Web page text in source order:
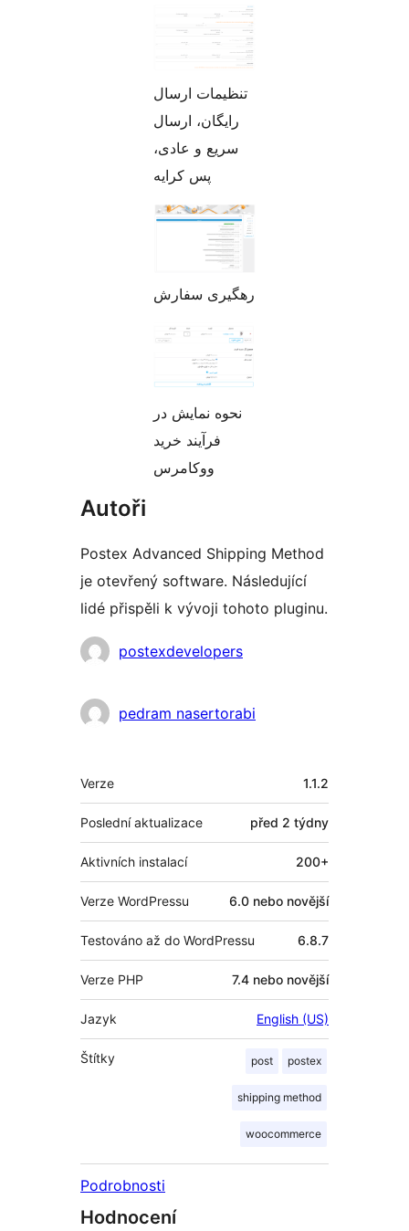
تنظیمات ارسال
رایگان، ارسال
سریع و عادی،
پس کرایه
رهگیری سفارش
نحوه نمایش در
فرآیند خرید
ووکامرس
Autoři
Postex Advanced Shipping Method
je otevřený software. Následující
lidé přispěli k vývoji tohoto pluginu.
Spolupracovníci
postexdevelopers
pedram nasertorabi
Meta
Verze 1.1.2
Poslední aktualizace před 2 týdny
Aktivních instalací 200+
Verze WordPressu 6.0 nebo novější
Testováno až do WordPressu 6.8.7
Verze PHP 7.4 nebo novější
Jazyk English (US)
Štítky post postex
shipping method
woocommerce
Podrobnosti
Hodnocení